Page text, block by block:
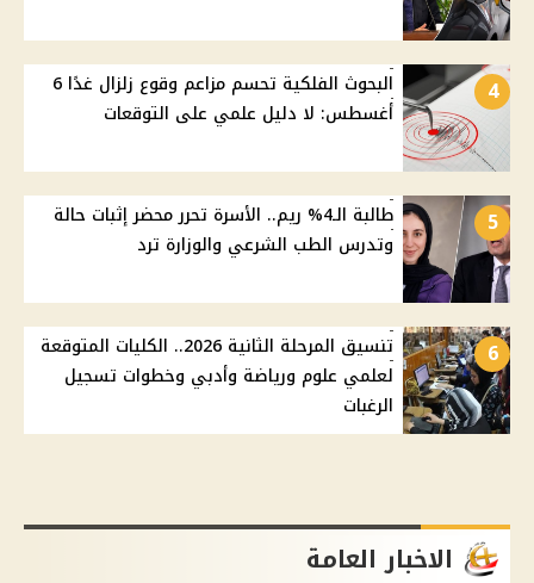
4
البحوث الفلكية تحسم مزاعم وقوع زلزال غدًا 6
أغسطس: لا دليل علمي على التوقعات
5
طالبة الـ4% ريم.. الأسرة تحرر محضر إثبات حالة
وتدرس الطب الشرعي والوزارة ترد
6
تنسيق المرحلة الثانية 2026.. الكليات المتوقعة
لعلمي علوم ورياضة وأدبي وخطوات تسجيل
الرغبات
الاخبار العامة